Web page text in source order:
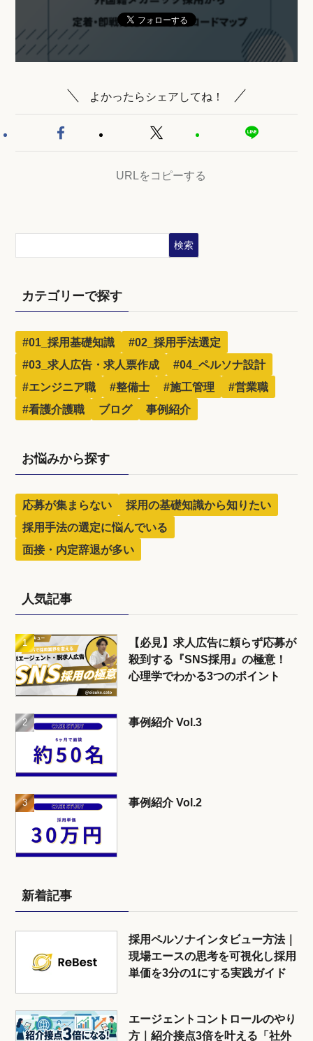
よかったらシェアしてね！
URLをコピーする
検索
カテゴリーで探す
#01_採用基礎知識
#02_採用手法選定
#03_求人広告・求人票作成
#04_ペルソナ設計
#エンジニア職
#整備士 #施工管理
#営業職
#看護介護職
ブログ 事例紹介
お悩みから探す
応募が集まらない
採用の基礎知識から知りたい
採用手法の選定に悩んでいる
面接・内定辞退が多い
人気記事
【必見】求人広告に頼らず応募が
殺到する『SNS採用』の極意！
心理学でわかる3つのポイント
事例紹介 Vol.3
事例紹介 Vol.2
新着記事
採用ペルソナインタビュー方法｜
現場エースの思考を可視化し採用
単価を3分の1にする実践ガイド
エージェントコントロールのやり
方｜紹介接点3倍を叶える「社外